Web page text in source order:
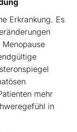
Erkrankung. Es
mehr
in